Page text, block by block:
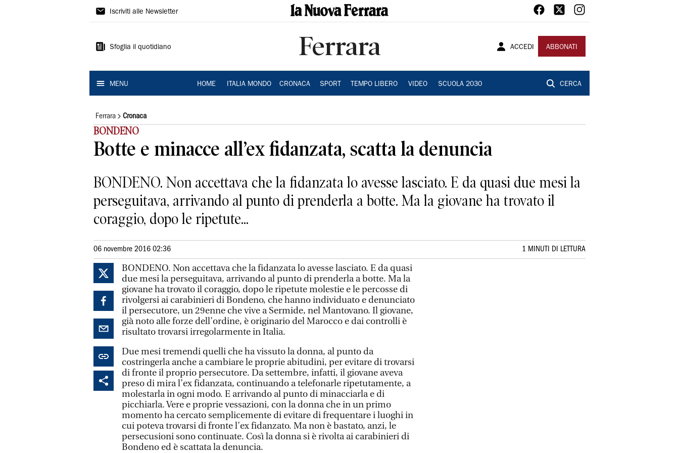
La
Ferrara
Iscriviti alle Newsletter
Sfoglia il quotidiano Ferrara ACCEDI ABBONATI
MENU HOME ITALIA MONDO CRONACA SPORT TEMPO LIBERO VIDEO SCUOLA 2030 CERCA
Ferrara Cronaca
BONDENO
Botte e minacce all’ex fidanzata, scatta la denuncia
BONDENO. Non accettava che la fidanzata lo avesse lasciato. E da quasi due mesi la
perseguitava, arrivando al punto di prenderla a botte. Ma la giovane ha trovato il
coraggio, dopo le ripetute...
06 novembre 2016 02:36 1 MINUTI DI LETTURA
BONDENO. Non accettava che la fidanzata lo avesse lasciato. E da quasi
due mesi la perseguitava, arrivando al punto di prenderla a botte. Ma la
giovane ha trovato il coraggio, dopo le ripetute molestie e le percosse di
rivolgersi ai carabinieri di Bondeno, che hanno individuato e denunciato
il persecutore, un 29enne che vive a Sermide, nel Mantovano. Il giovane,
già noto alle forze dell’ordine, è originario del Marocco e dai controlli è
risultato trovarsi irregolarmente in Italia.
Due mesi tremendi quelli che ha vissuto la donna, al punto da
costringerla anche a cambiare le proprie abitudini, per evitare di trovarsi
di fronte il proprio persecutore. Da settembre, infatti, il giovane aveva
preso di mira l’ex fidanzata, continuando a telefonarle ripetutamente, a
molestarla in ogni modo. E arrivando al punto di minacciarla e di
picchiarla. Vere e proprie vessazioni, con la donna che in un primo
momento ha cercato semplicemente di evitare di frequentare i luoghi in
cui poteva trovarsi di fronte l’ex fidanzato. Ma non è bastato, anzi, le
persecusioni sono continuate. Così la donna si è rivolta ai carabinieri di
Bondeno ed è scattata la denuncia.